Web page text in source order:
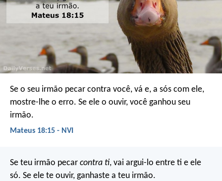
Se o seu irmão pecar contra você, vá e, a sós com ele,
mostre-lhe o erro. Se ele o ouvir, você ganhou seu
irmão.
Mateus 18:15 - NVI
Se teu irmão pecar contra ti, vai argui-lo entre ti e ele
só. Se ele te ouvir, ganhaste a teu irmão.